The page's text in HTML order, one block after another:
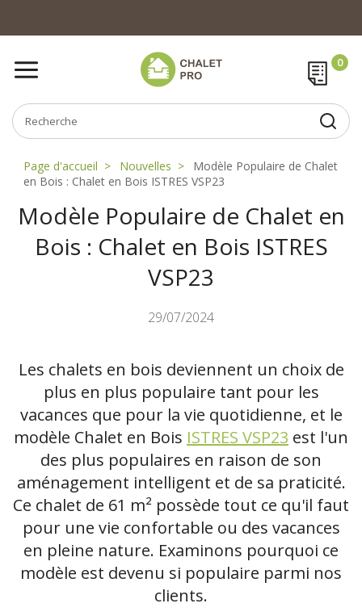
Page d'accueil Nouvelles
Modèle Populaire de Chalet
en Bois : Chalet en Bois ISTRES VSP23
Modèle Populaire de Chalet en
Bois : Chalet en Bois ISTRES
VSP23
29/07/2024
Les chalets en bois deviennent un choix de
plus en plus populaire tant pour les
vacances que pour la vie quotidienne, et le
modèle Chalet en Bois ISTRES VSP23 est l'un
des plus populaires en raison de son
aménagement intelligent et de sa praticité.
Ce chalet de 61 m² possède tout ce qu'il faut
pour une vie confortable ou des vacances
en pleine nature. Examinons pourquoi ce
modèle est devenu si populaire parmi nos
clients.